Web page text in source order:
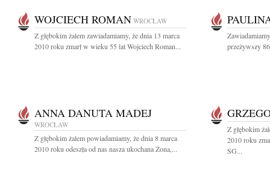
WOJCIECH ROMAN WROCŁAW
Z głębokim żalem zawiadamiamy, że dnia 13 marca
2010 roku zmarł w wieku 55 lat Wojciech Roman...
przeżywszy
ANNA DANUTA MADEJ
WROCŁAW
Z głębokim żalem powiadamiamy, że dnia 8 marca
2010 roku odeszła od nas nasza ukochana Żona,...
Z głębokim
2010 roku
SG...